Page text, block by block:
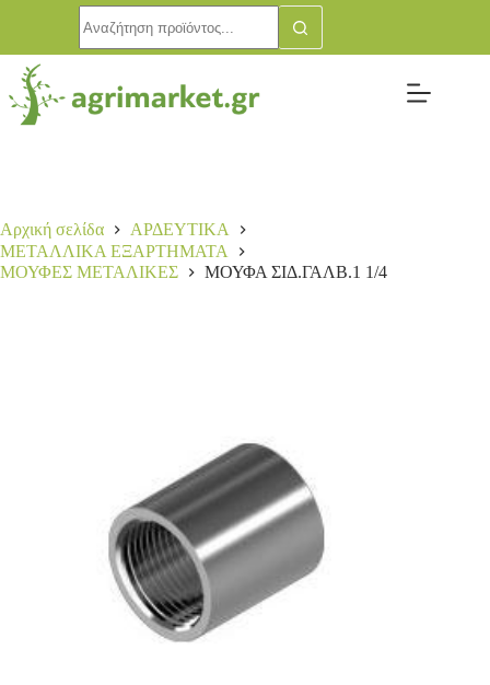
ΜΟΥΦΑ ΣΙΔ.ΓΑΛΒ.1 1/4
€
14 σε απόθεμα
Αγορά
Αρχική σελίδα
ΑΡΔΕΥΤΙΚΑ
ΜΕΤΑΛΛΙΚΑ ΕΞΑΡΤΗΜΑΤΑ
ΜΟΥΦΕΣ ΜΕΤΑΛΙΚΕΣ
ΜΟΥΦΑ ΣΙΔ.ΓΑΛΒ.1 1/4